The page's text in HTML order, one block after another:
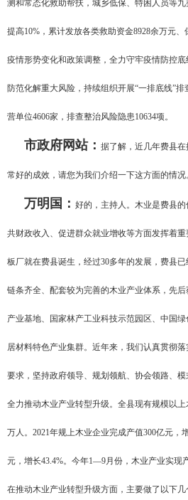
测和常态化救助帮扶，城乡低保、特困人员等
提高10%，累计发放各类救助资金8928余万元
疫情形势变化和政策调整，全力守牢疫情防控
防范化解重大风险，持续组织开展“一排底线”
营单位4606家，排查整治风险隐患10634项。
市政府网站： 据了解，近几年费县
常好的成效，请您为我们介绍一下这方面的情况
万明国： 好的，主持人。木业是费县
共财政收入、促进群众就业增收等方面发挥着
板厂就在费县诞生，经过30多年的发展，费县
链条齐全、配套较为完善的木业产业体系，先
产业基地、国家林产工业科技示范园区、中国
居材料特色产业集群。近年来，我们认真贯彻
要求，坚持政府领导、规划领航、协会领路、模
全力推动木业产业转型升级。全县现有规模以
万人。2021年规上木业企业完成产值300亿元，
元，增长43.4%。今年1—9月份，木业产业实现
在推动木业产业转型升级方面，主要做了以下几